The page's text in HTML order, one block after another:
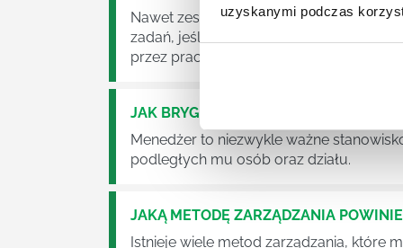
uzyskanymi podczas
Nawet zespół złożony z doskonale
zadań, jeśli zabraknie w nim
przez pracowników.
JAK BRYGADZISTA MOŻE ROZWINĄĆ
Menedżer to niezwykle ważne
podległych mu osób oraz działu.
JAKĄ METODĘ ZARZĄDZANIA
Istnieje wiele metod zarządzania, które